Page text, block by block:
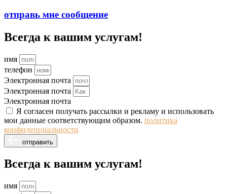
отправь мне сообщение
Всегда к вашим услугам!
имя
телефон
Электронная почта
Электронная почта
Электронная почта
Я согласен получать рассылки и рекламу и использовать
мои данные соответствующим образом. политика
конфиденциальности
отправить
Всегда к вашим услугам!
имя